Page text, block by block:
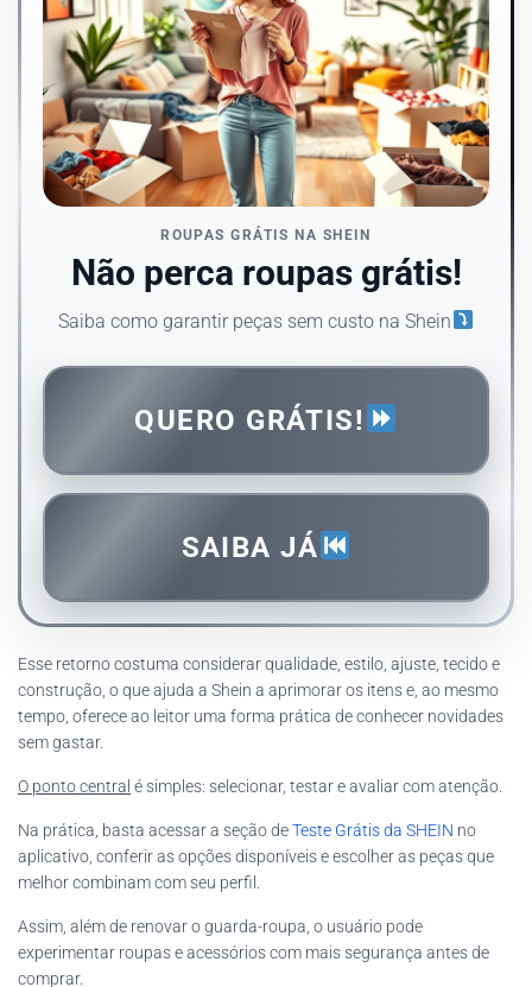
ROUPAS GRÁTIS NA SHEIN
Não perca roupas grátis!
Saiba como garantir peças sem custo na Shein
QUERO GRÁTIS!
SAIBA JÁ
Esse retorno costuma considerar qualidade, estilo, ajuste, tecido e
construção, o que ajuda a Shein a aprimorar os itens e, ao mesmo
tempo, oferece ao leitor uma forma prática de conhecer novidades
sem gastar.
O ponto central é simples: selecionar, testar e avaliar com atenção.
Na prática, basta acessar a seção deTeste Grátis da SHEIN no
aplicativo, conferir as opções disponíveis e escolher as peças que
melhor combinam com seu perfil.
Assim, além de renovar o guarda-roupa, o usuário pode
experimentar roupas e acessórios com mais segurança antes de
comprar.